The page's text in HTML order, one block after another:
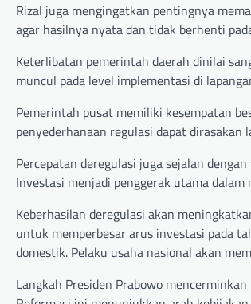
Rizal juga mengingatkan pentingnya
agar hasilnya nyata dan tidak berhenti
Keterlibatan pemerintah daerah dinilai
muncul pada level implementasi di
Pemerintah pusat memiliki kesempatan
penyederhanaan regulasi dapat dirasakan
Percepatan deregulasi juga sejalan
Investasi menjadi penggerak utama
Keberhasilan deregulasi akan
untuk memperbesar arus investasi pada
domestik. Pelaku usaha nasional akan
Langkah Presiden Prabowo